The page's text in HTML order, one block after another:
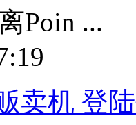
Poin ...
卖机 登